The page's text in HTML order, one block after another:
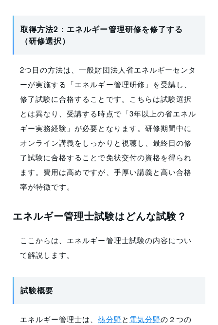
取得方法2：エネルギー管理研修を修了する
（研修選択）
2つ目の方法は、一般財団法人省エネルギーセンタ
ーが実施する「エネルギー管理研修」を受講し、
修了試験に合格することです。こちらは試験選択
とは異なり、受講する時点で「3年以上の省エネル
ギー実務経験」が必要となります。研修期間中に
オンライン講義をしっかりと視聴し、最終日の修
了試験に合格することで免状交付の資格を得られ
ます。費用は高めですが、手厚い講義と高い合格
率が特徴です。
エネルギー管理士試験はどんな試験？
ここからは、エネルギー管理士試験の内容につい
て解説します。
試験概要
エネルギー管理士は、熱分野と 電気分野の２つの